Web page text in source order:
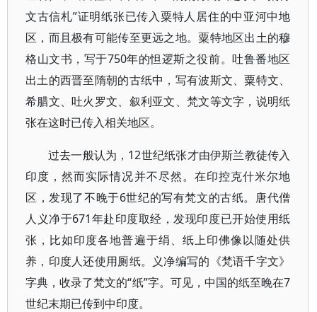
文古信札”证明纸张已传入粟特人居住的中亚河中地
区，而且极有可能传至更远之地。粟特地区出土的穆
格山文书，写于750年的怛逻斯之役前。吐鲁番地区
出土的西晋至隋朝的古纸中，写有波斯文、粟特文、
希腊文、吐火罗文、叙利亚文、梵文等文字，说明纸
张在这时已传入相关地区。
过去一般认为，12世纪纸张才由伊斯兰教徒传入
印度，然而实际情况并不尽然。在印控克什米尔地
区，发现了不晚于6世纪的写有梵文的古纸。唐代僧
人义净于671年赴印度取经，发现印度已开始使用纸
张，比如印度各地普遍于绢、纸上印佛像以随处供
养，印度人还使用厕纸。义净编写的《梵语千字文》
字典，收录了梵文的“纸”字。可见，中国的纸至晚在7
世纪末期已传到中印度。